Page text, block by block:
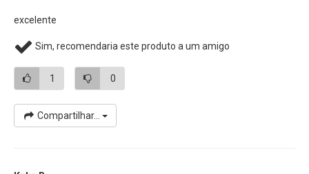
Gravação de vídeo em 4K e Full HD
(U3) e V30, você estará pronto para capturar 4K Ultra HD,
qualidade de cinema 3D e vídeo Full HD (1080p), que exigem
mais desempenho do que os cartões comuns podem
manipular. As velocidades de gravação sustentadas
excelente
Sim, recomendaria este produto a um amigo
1 0
Compartilhar...